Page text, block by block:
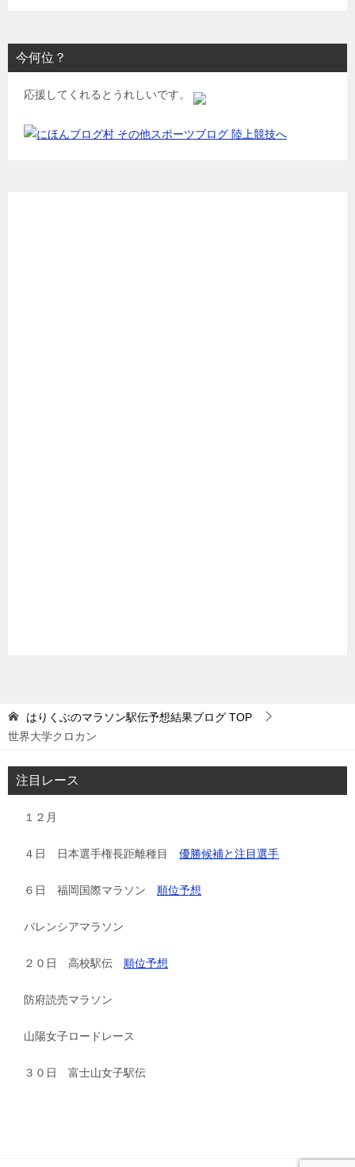
今何位？
応援してくれるとうれしいです。
はりくぶのマラソン駅伝予想結果ブログ TOP
世界大学クロカン
注目レース
１２月
４日 日本選手権長距離種目 優勝候補と注目選手
６日 福岡国際マラソン 順位予想
バレンシアマラソン
２０日 高校駅伝 順位予想
防府読売マラソン
山陽女子ロードレース
３０日 富士山女子駅伝